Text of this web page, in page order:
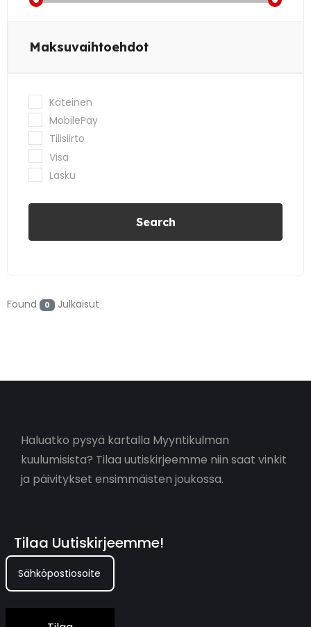
Maksuvaihtoehdot
Käteinen
MobilePay
Tilisiirto
Visa
Lasku
Search
Found 0 Julkaisut
Haluatko pysyä kartalla Myyntikulman
kuulumisista? Tilaa uutiskirjeemme niin saat vinkit
ja päivitykset ensimmäisten joukossa.
Tilaa Uutiskirjeemme!